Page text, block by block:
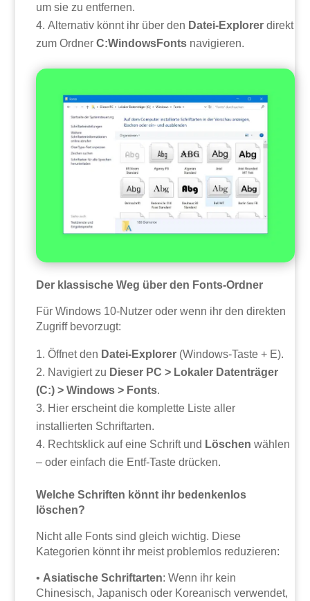
um sie zu entfernen.
Alternativ könnt ihr über den Datei-Explorer direkt
zum OrdnerC:WindowsFonts navigieren.
Der klassische Weg über den Fonts-Ordner
Für Windows 10-Nutzer oder wenn ihr den direkten
Zugriff bevorzugt:
Öffnet den Datei-Explorer (Windows-Taste + E).
Navigiert zu Dieser PC > Lokaler Datenträger
(C:) > Windows > Fonts.
Hier erscheint die komplette Liste aller
installierten Schriftarten.
Rechtsklick auf eine Schrift und Löschen wählen
– oder einfach die Entf-Taste drücken.
Welche Schriften könnt ihr bedenkenlos
löschen?
Nicht alle Fonts sind gleich wichtig. Diese
Kategorien könnt ihr meist problemlos reduzieren:
• Asiatische Schriftarten: Wenn ihr kein
Chinesisch, Japanisch oder Koreanisch verwendet,